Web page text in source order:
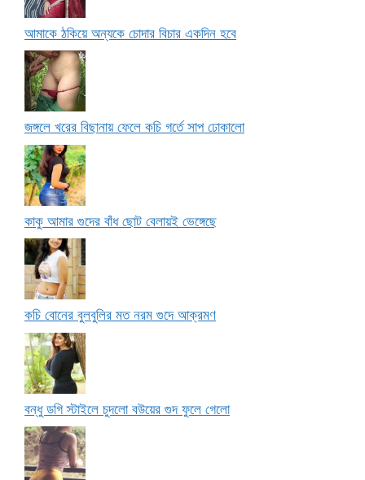
আমাকে ঠকিয়ে অন্যকে চোদার বিচার একদিন হবে
জঙ্গলে খরের বিছানায় ফেলে কচি গর্তে সাপ ঢোকালো
কাকু আমার গুদের বাঁধ ছোট বেলায়ই ভেঙ্গেছে
কচি বোনের বুলবুলির মত নরম গুদে আক্রমণ
বন্ধু ডগি স্টাইলে চুদলো বউয়ের গুদ ফুলে গেলো